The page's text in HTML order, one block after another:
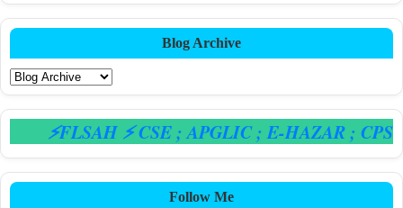
Blog Archive
⚡FLSAH ⚡ CSE; APGLIC; E-HAZAR; CPS
Follow Me